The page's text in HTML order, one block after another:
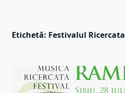
Etichetă: Festivalul Ricercata